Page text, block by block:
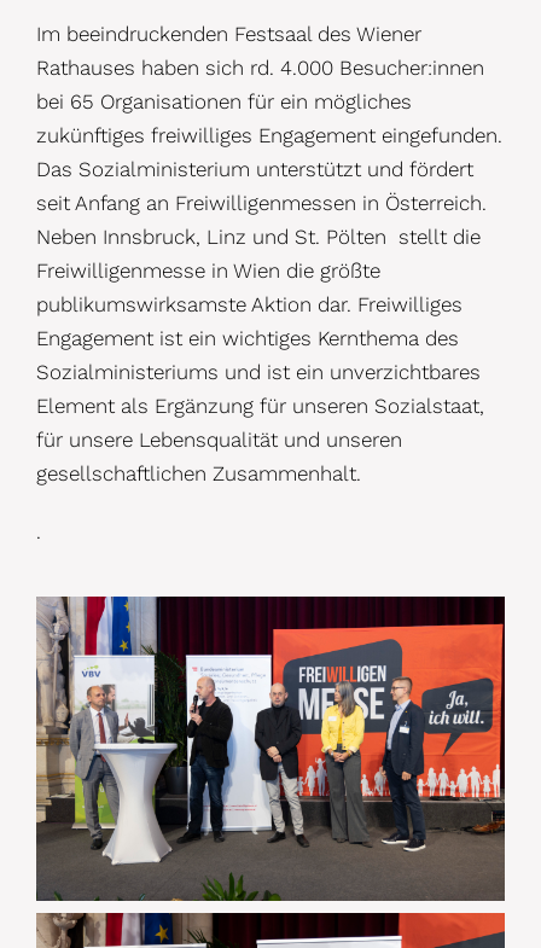
Im beeindruckenden Festsaal des Wiener
Rathauses haben sich rd. 4.000 Besucher:innen
bei 65 Organisationen für ein mögliches
zukünftiges freiwilliges Engagement eingefunden.
Das Sozialministerium unterstützt und fördert
seit Anfang an Freiwilligenmessen in Österreich.
Neben Innsbruck, Linz und St. Pölten stellt die
Freiwilligenmesse in Wien die größte
publikumswirksamste Aktion dar. Freiwilliges
Engagement ist ein wichtiges Kernthema des
Sozialministeriums und ist ein unverzichtbares
Element als Ergänzung für unseren Sozialstaat,
für unsere Lebensqualität und unseren
gesellschaftlichen Zusammenhalt.
.